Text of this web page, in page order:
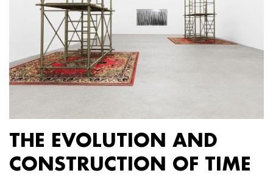
THE EVOLUTION AND
CONSTRUCTION OF TIME